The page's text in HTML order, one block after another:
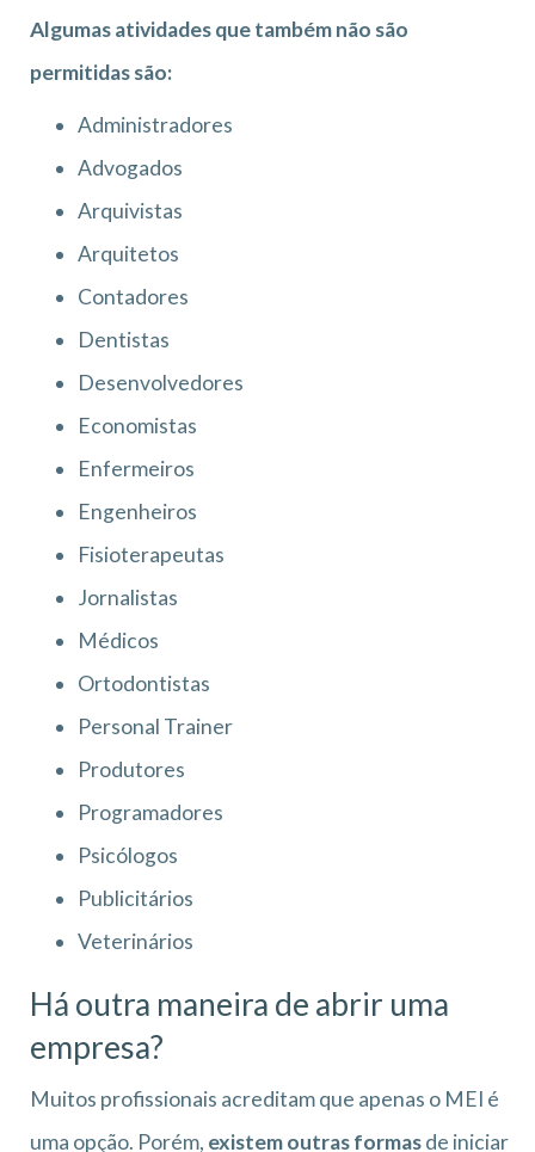
Algumas atividades que também não são
permitidas são:
Administradores
Advogados
Arquivistas
Arquitetos
Contadores
Dentistas
Desenvolvedores
Economistas
Enfermeiros
Engenheiros
Fisioterapeutas
Jornalistas
Médicos
Ortodontistas
Personal Trainer
Produtores
Programadores
Psicólogos
Publicitários
Veterinários
Há outra maneira de abrir uma
empresa?
Muitos profissionais acreditam que apenas o MEI é
uma opção. Porém, existem outras formasde iniciar